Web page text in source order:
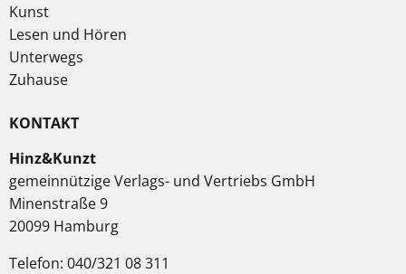
Kunst
Lesen und Hören
Unterwegs
Zuhause
KONTAKT
Hinz&Kunzt
gemeinnützige Verlags- und Vertriebs GmbH
Minenstraße 9
20099 Hamburg
Telefon: 040/321 08 311